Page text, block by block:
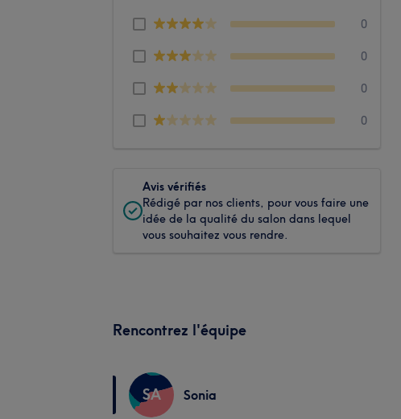
0
0
0
0
Avis vérifiés
Rédigé par nos clients, pour vous faire une
idée de la qualité du salon dans lequel
vous souhaitez vous rendre.
Rencontrez l'équipe
SA Sonia